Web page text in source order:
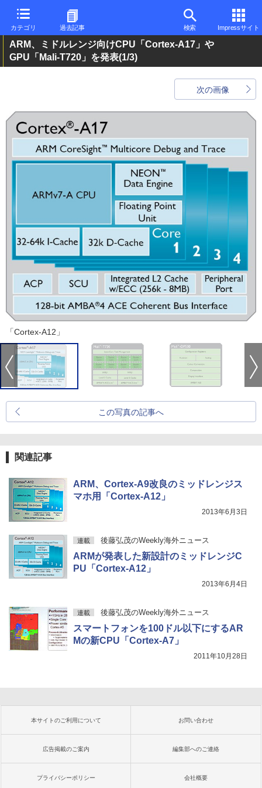
カテゴリ 過去記事 検索 Impressサイト
ARM、ミドルレンジ向けCPU「Cortex-A17」や
GPU「Mali-T720」を発表(1/3)
次の画像
「Cortex-A12」
この写真の記事へ
関連記事
ARM、Cortex-A9改良のミッドレンジス
マホ用「Cortex-A12」
2013年6月3日
連載 後藤弘茂のWeekly海外ニュース
ARMが発表した新設計のミッドレンジC
PU「Cortex-A12」
2013年6月4日
連載 後藤弘茂のWeekly海外ニュース
スマートフォンを100ドル以下にするAR
Mの新CPU「Cortex-A7」
2011年10月28日
本サイトのご利用について お問い合わせ
広告掲載のご案内 編集部へのご連絡
プライバシーポリシー 会社概要